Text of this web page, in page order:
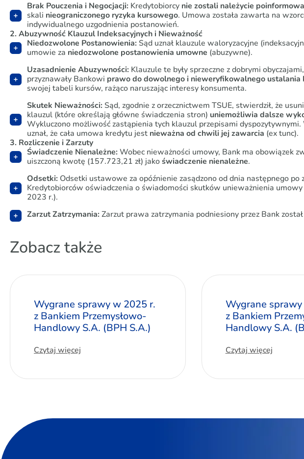
Brak Pouczenia i Negocjacji: Kredytobiorcy nie zostali należycie
skali nieograniczonego ryzyka kursowego. Umowa została zawarta na
indywidualnego uzgodnienia postanowień.
2. Abuzywność Klauzul Indeksacyjnych i Nieważność
Niedozwolone Postanowienia: Sąd uznał klauzule waloryzacyjne
umowie za niedozwolone postanowienia umowne (abuzywne).
Uzasadnienie Abuzywności: Klauzule te były sprzeczne z dobrymi
przyznawały Bankowi prawo do dowolnego i nieweryfikowalnego
swojej tabeli kursów, rażąco naruszając interesy konsumenta.
Skutek Nieważności: Sąd, zgodnie z orzecznictwem TSUE, stwierdził, że
klauzul (które określają główne świadczenia stron) uniemożliwia dalsze
Wykluczono możliwość zastąpienia tych klauzul przepisami
uznał, że cała umowa kredytu jest nieważna od chwili jej zawarcia (ex tunc).
3. Rozliczenie i Zarzuty
Świadczenie Nienależne: Wobec nieważności umowy, Bank ma obowiązek
uiszczoną kwotę (157.723,21 zł) jakoświadczenie nienależne.
Odsetki: Odsetki ustawowe za opóźnienie zasądzono od dnia następnego po
Kredytobiorców oświadczenia o świadomości skutków unieważnienia
2023 r.).
Zarzut Zatrzymania: Zarzut prawa zatrzymania podniesiony przez Bank został
Zobacz także
Wygrane sprawy w 2025 r.
z Bankiem Przemysłowo-
Handlowy S.A. (BPH S.A.)
Czytaj więcej
Wygrane
z Bankiem
Handlowy S.A.
Czytaj więcej